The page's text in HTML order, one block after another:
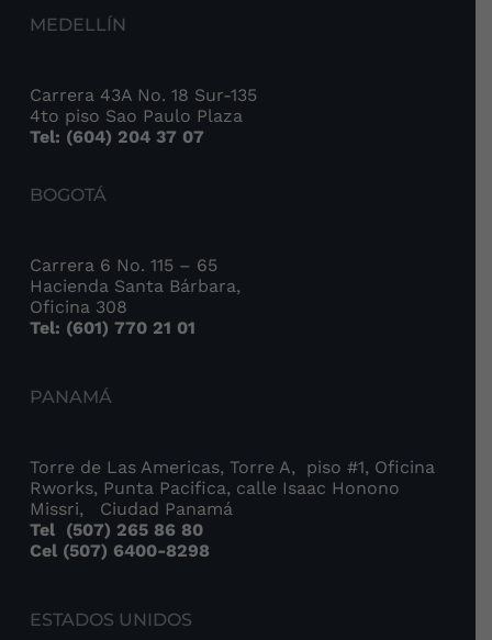
MEDELLÍN
Carrera 43A No. 18 Sur-135
4to piso Sao Paulo Plaza
Tel: (604) 204 37 07
BOGOTÁ
Carrera 6 No. 115 – 65
Hacienda Santa Bárbara,
Oficina 308
Tel: (601) 770 21 01
PANAMÁ
Torre de Las Americas, Torre A, piso #1, Oficina
Rworks, Punta Pacifica, calle Isaac Honono
Missri, Ciudad Panamá
Tel (507) 265 86 80
Cel (507) 6400-8298
ESTADOS UNIDOS